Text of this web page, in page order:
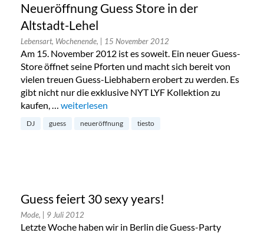
Neueröffnung Guess Store in der
Altstadt-Lehel
Lebensart, Wochenende, | 15 November 2012
Am 15. November 2012 ist es soweit. Ein neuer Guess-
Store öffnet seine Pforten und macht sich bereit von
vielen treuen Guess-Liebhabern erobert zu werden. Es
gibt nicht nur die exklusive NYT LYF Kollektion zu
kaufen, … „Neueröffnung Guess Store in der Altstadt-Lehel“
weiterlesen
DJ guess neueröffnung tiesto
Guess feiert 30 sexy years!
Mode, | 9 Juli 2012
Letzte Woche haben wir in Berlin die Guess-Party